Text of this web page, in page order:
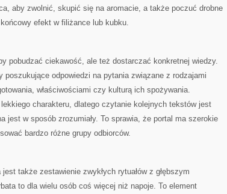
aby zwolnić, skupić się na aromacie, a także poczuć drobne
efekt w filiżance lub kubku.
pobudzać ciekawość, ale też dostarczać konkretnej wiedzy.
poszukujące odpowiedzi na pytania związane z rodzajami
właściwościami czy kulturą ich spożywania.
charakteru, dlatego czytanie kolejnych tekstów jest
jest w sposób zrozumiały. To sprawia, że portal ma szerokie
bardzo różne grupy odbiorców.
także zestawienie zwykłych rytuałów z głębszym
to dla wielu osób coś więcej niż napoje. To element